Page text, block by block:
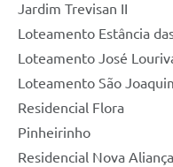
Jardim Trevisan II
Loteamento Estância
Loteamento José
Loteamento São
Residencial Flora
Pinheirinho
Residencial Nova Aliança